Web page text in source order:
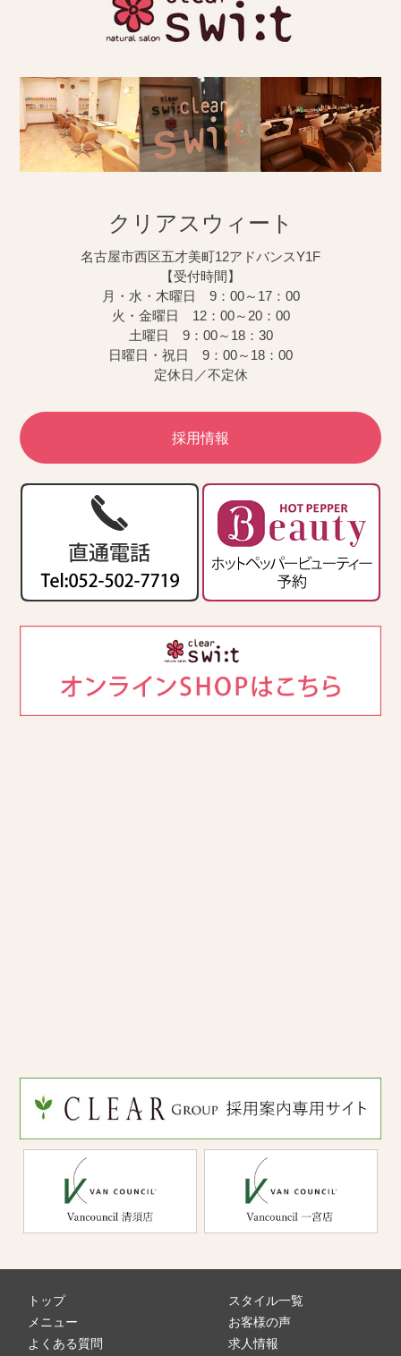
クリアスウィート
名古屋市西区五才美町12アドバンスY1F
【受付時間】
月・水・木曜日 9：00～17：00
火・金曜日 12：00～20：00
土曜日 9：00～18：30
日曜日・祝日 9：00～18：00
定休日／不定休
採用情報
トップ
メニュー
よくある質問
スタイル一覧
お客様の声
求人情報